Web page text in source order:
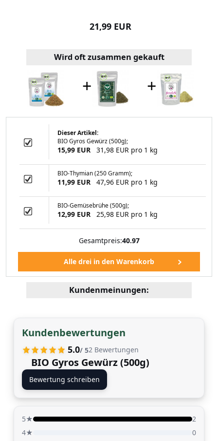
21,99 EUR
Gramm)
EUR
Wird oft zusammen gekauft
+ +
Dieser Artikel:
BIO Gyros Gewürz (500g);
15,99 EUR 31,98 EUR pro 1 kg
BIO-Thymian (250 Gramm);
11,99 EUR 47,96 EUR pro 1 kg
BIO-Gemüsebrühe (500g);
12,99 EUR 25,98 EUR pro 1 kg
Gesamtpreis:40.97
Kundenmeinungen:
Kundenbewertungen
5.0/ 52 Bewertungen
BIO Gyros Gewürz (500g)
Bewertung schreiben
5★
2
4★
0